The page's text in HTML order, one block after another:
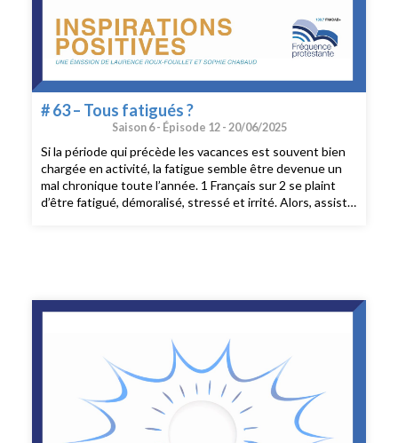
# 63 – Tous fatigués ?
Saison 6 - Épisode 12 - 20/06/2025
Si la période qui précède les vacances est souvent bien
chargée en activité, la fatigue semble être devenue un
mal chronique toute l’année. 1 Français sur 2 se plaint
d’être fatigué, démoralisé, stressé et irrité. Alors, assiste
de fatigue- La fatigue selon l’âge- Qu’est-ce que la
sophrologue, propose des pistes pour agir- L'expo du
mois de Sophie.« 9 clefs pour surmonter la fatigue »,
Florence Parot, Eyrolles, 2025